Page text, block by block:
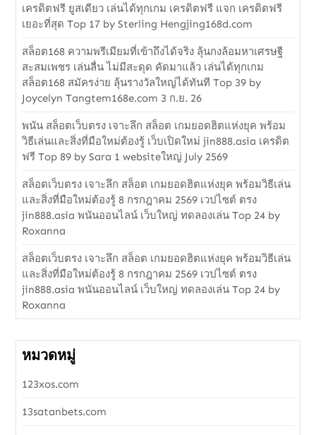
เครดิตฟรี ยูสเดียว เล่นได้ทุกเกม เครดิตฟรี แจก เครดิตฟรี
เยอะที่สุด Top 17 by Sterling Hengjing168d.com
สล็อต168 ความพรีเมียมที่เข้าถึงได้จริง ลุ้นกงล้อมหาเศรษฐี
สะสมเพชร เล่นลื่น ไม่มีสะดุด คัดมาแล้ว เล่นได้ทุกเกม
สล็อต168 สมัครง่าย ลุ้นรางวัลใหญ่ได้ทันที Top 39 by
Joycelyn Tangtem168e.com 3 ก.ย. 26
พนัน สล็อตเว็บตรง เจาะลึก สล็อต เกมยอดฮิตแห่งยุค พร้อม
วิธีเล่นและสิ่งที่มือใหม่ต้องรู้ เว็บเปิดใหม่ jin888.asia เครดิต
ฟรี Top 89 by Sara 1 websiteใหญ่ July 2569
สล็อตเว็บตรง เจาะลึก สล็อต เกมยอดฮิตแห่งยุค พร้อมวิธีเล่น
และสิ่งที่มือใหม่ต้องรู้ 8 กรกฎาคม 2569 เวปไซต์ ตรง
jin888.asia พนันออนไลน์ เว็บใหญ่ ทดลองเล่น Top 24 by
Roxanna
สล็อตเว็บตรง เจาะลึก สล็อต เกมยอดฮิตแห่งยุค พร้อมวิธีเล่น
และสิ่งที่มือใหม่ต้องรู้ 8 กรกฎาคม 2569 เวปไซต์ ตรง
jin888.asia พนันออนไลน์ เว็บใหญ่ ทดลองเล่น Top 24 by
Roxanna
หมวดหมู่
123xos.com
13satanbets.com